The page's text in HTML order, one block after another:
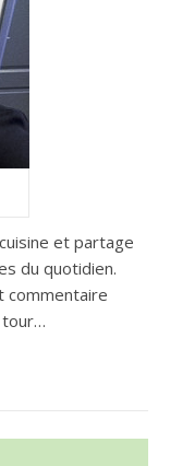
et partage
du quotidien.
commentaire
tour…